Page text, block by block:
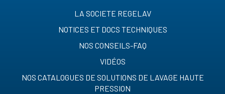
LA SOCIETE REGELAV
NOTICES ET DOCS TECHNIQUES
NOS CONSEILS-FAQ
VIDÉOS
NOS CATALOGUES DE SOLUTIONS DE LAVAGE HAUTE
PRESSION